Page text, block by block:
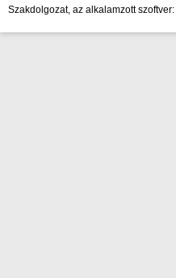
Szakdolgozat, az alkalamzott szoftver: